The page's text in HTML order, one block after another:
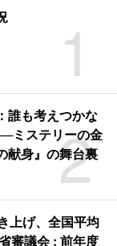
1
2
誰も考えつかな
ミステリーの金
献身』の舞台裏
上げ、全国平均
審議会 : 前年度